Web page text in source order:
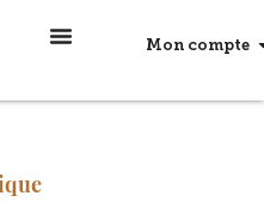
Mon compte